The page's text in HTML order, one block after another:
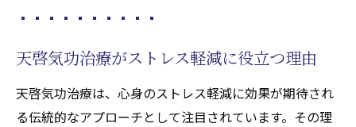
天啓気功治療がストレス軽減に役立つ理由
天啓気功治療は、心身のストレス軽減に効果が期待され
る伝統的なアプローチとして注目されています。その理